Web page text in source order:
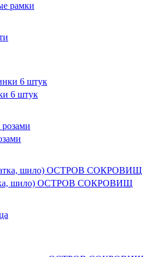
рамки
6 штук
шило) ОСТРОВ СОКРОВИЩ